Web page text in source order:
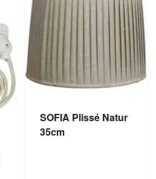
SOFIA Plissé Natur
35cm